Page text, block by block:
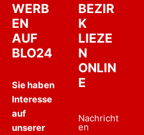
WERB
EN
AUF
BLO24
Sie haben
Interesse
auf
unserer
BEZIR
K
LIEZE
N
ONLIN
E
Nachricht
en